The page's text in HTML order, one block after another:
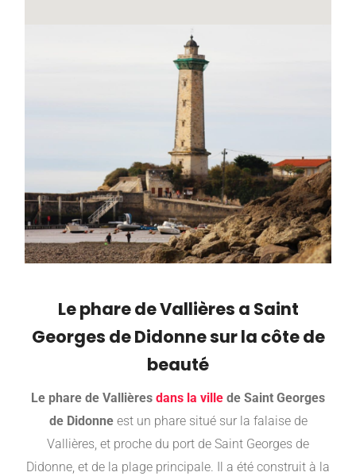
Le phare de Vallières a Saint
Georges de Didonne sur la côte de
beauté
Le phare de Vallières dans la ville de Saint Georges
de Didonneest un phare situé sur la falaise de
Vallières, et proche du port de Saint Georges de
Didonne, et de la plage principale. Il a été construit à la